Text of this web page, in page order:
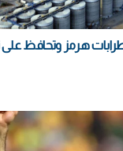
هرمز وتحافظ على